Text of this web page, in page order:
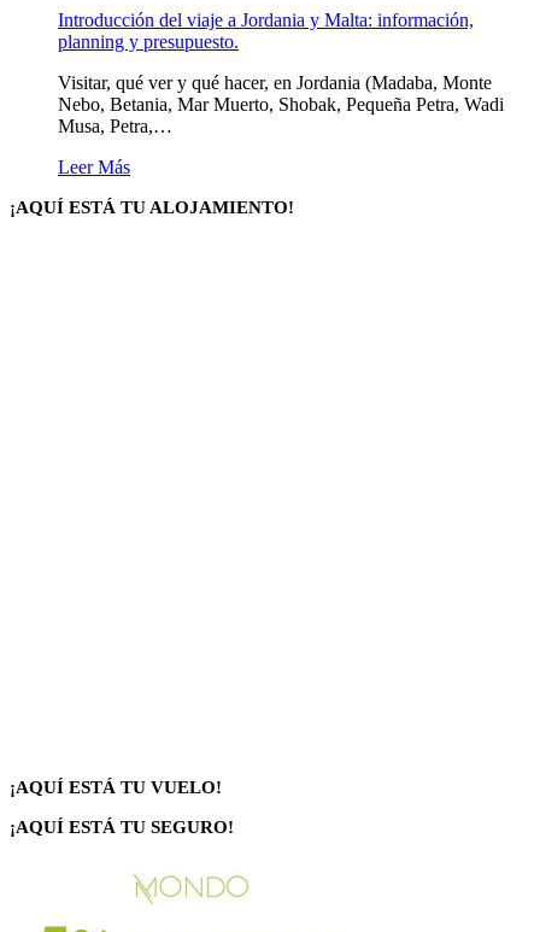
Introducción del viaje a Jordania y Malta: información,
planning y presupuesto.
Visitar, qué ver y qué hacer, en Jordania (Madaba, Monte
Nebo, Betania, Mar Muerto, Shobak, Pequeña Petra, Wadi
Musa, Petra,…
Leer Más
¡AQUÍ ESTÁ TU ALOJAMIENTO!
¡AQUÍ ESTÁ TU VUELO!
¡AQUÍ ESTÁ TU SEGURO!